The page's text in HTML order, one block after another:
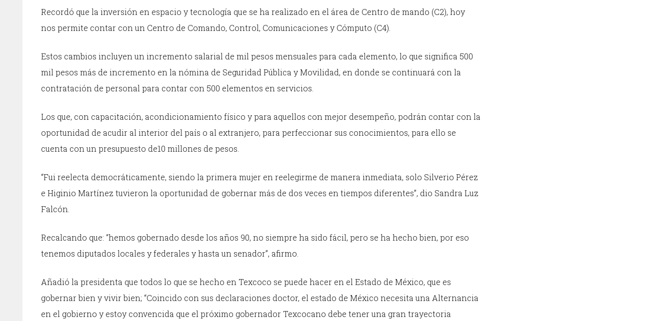
Recordó que la inversión en espacio y tecnología que se ha realizado en el área de Centro de mando (C2), hoy
nos permite contar con un Centro de Comando, Control, Comunicaciones y Cómputo (C4).
Estos cambios incluyen un incremento salarial de mil pesos mensuales para cada elemento, lo que significa 500
mil pesos más de incremento en la nómina de Seguridad Pública y Movilidad, en donde se continuará con la
contratación de personal para contar con 500 elementos en servicios.
Los que, con capacitación, acondicionamiento físico y para aquellos con mejor desempeño, podrán contar con la
oportunidad de acudir al interior del país o al extranjero, para perfeccionar sus conocimientos, para ello se
cuenta con un presupuesto de10 millones de pesos.
“Fui reelecta democráticamente, siendo la primera mujer en reelegirme de manera inmediata, solo Silverio Pérez
e Higinio Martínez tuvieron la oportunidad de gobernar más de dos veces en tiempos diferentes”, dio Sandra Luz
Falcón.
Recalcando que: “hemos gobernado desde los años 90, no siempre ha sido fácil, pero se ha hecho bien, por eso
tenemos diputados locales y federales y hasta un senador”, afirmo.
Añadió la presidenta que todos lo que se hecho en Texcoco se puede hacer en el Estado de México, que es
gobernar bien y vivir bien; “Coincido con sus declaraciones doctor, el estado de México necesita una Alternancia
en el gobierno y estoy convencida que el próximo gobernador Texcocano debe tener una gran trayectoria